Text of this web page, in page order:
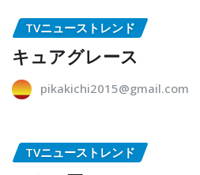
TVニューストレンド
キュアグレース
pikakichi2015@gmail.com
TVニューストレンド